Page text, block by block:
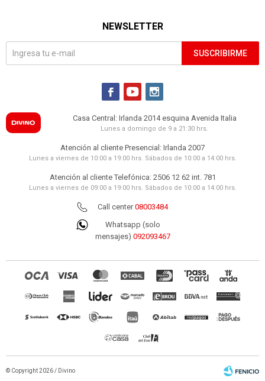
NEWSLETTER
SUSCRIBIRME
  
Casa Central: Irlanda 2014 esquina Avenida Italia
Lunes a domingo de 9 a 21:30 hrs.
Atención al cliente Presencial: Irlanda 2007
Lunes a viernes de 10:00 a 19:00 hrs. Sábados de 10:00 a 14:00 hrs.
Atención al cliente Telefónica: 2506 12 62 int. 781
Lunes a viernes de 09:00 a 19:00 hrs. Sábados de 10:00 a 14:00 hrs.
Call center08003484
Whatsapp (solo
mensajes) 092093467
© Copyright 2026 / Divino